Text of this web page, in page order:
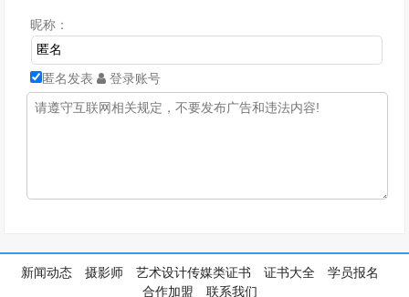
昵称：
匿名发表 登录账号
新闻动态 摄影师 艺术设计传媒类证书 证书大全
学员报名
合作加盟
联系我们